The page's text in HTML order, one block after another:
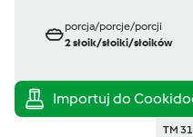
porcja/porcje/porcji
2słoik/słoiki/słoików
TM 31